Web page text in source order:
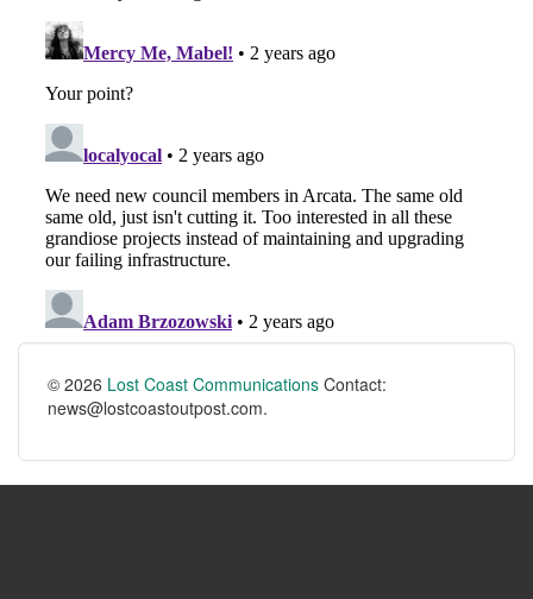
© 2026 Lost Coast Communications Contact:
news@lostcoastoutpost.com.